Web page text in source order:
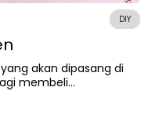
DIY
akan dipasang di
membeli...